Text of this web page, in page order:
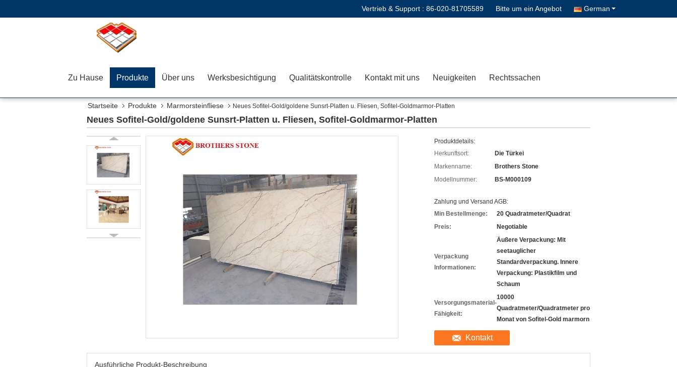
Vertrieb & Support : 86-020-81705589 Bitte um ein Angebot German
Zu Hause Produkte Über uns Werksbesichtigung Qualitätskontrolle Kontakt mit uns Neuigkeiten Rechtssachen
Startseite Produkte Marmorsteinfliese Neues Sofitel-Gold/goldene Sunsrt-Platten u. Fliesen, Sofitel-Goldmarmor-Platten
Neues Sofitel-Gold/goldene Sunsrt-Platten u. Fliesen, Sofitel-Goldmarmor-Platten
Produktdetails:
Herkunftsort:
Die Türkei
Markenname:
Brothers Stone
Modellnummer:
BS-M000109
Zahlung und Versand AGB:
Min Bestellmenge:
20 Quadratmeter/Quadrat
Preis:
Negotiable
Verpackung
Informationen:
Äußere Verpackung: Mit
seetauglicher
Standardverpackung. Innere
Verpackung: Plastikfilm und
Schaum
Versorgungsmaterial-
Fähigkeit:
10000
Quadratmeter/Quadratmeter pro
Monat von Sofitel-Gold marmorn
Kontakt
Ausführliche Produkt-Beschreibung